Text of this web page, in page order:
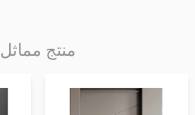
منتج مماثل